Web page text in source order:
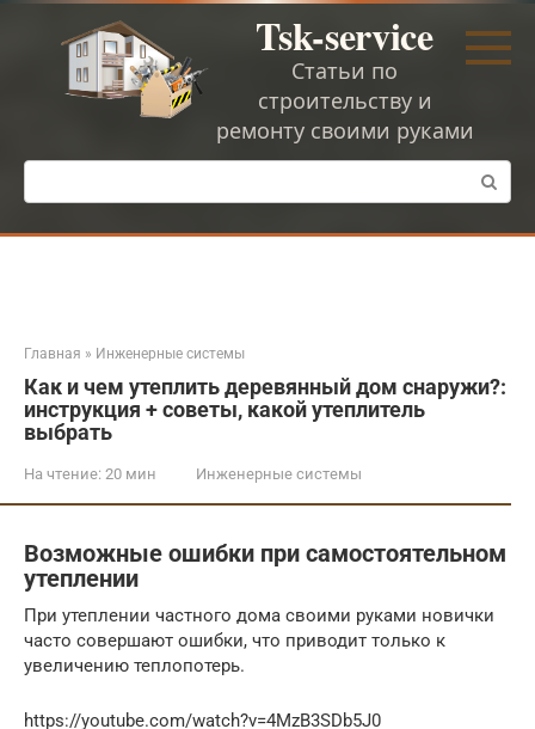
Перейти
Tsk-service
Статьи по
строительству и
ремонту своими руками
Поиск:
Главная » Инженерные системы
Как и чем утеплить деревянный дом снаружи?:
инструкция + советы, какой утеплитель
выбрать
На чтение: 20 мин Инженерные системы
Возможные ошибки при самостоятельном
утеплении
При утеплении частного дома своими руками новички
часто совершают ошибки, что приводит только к
увеличению теплопотерь.
https://youtube.com/watch?v=4MzB3SDb5J0